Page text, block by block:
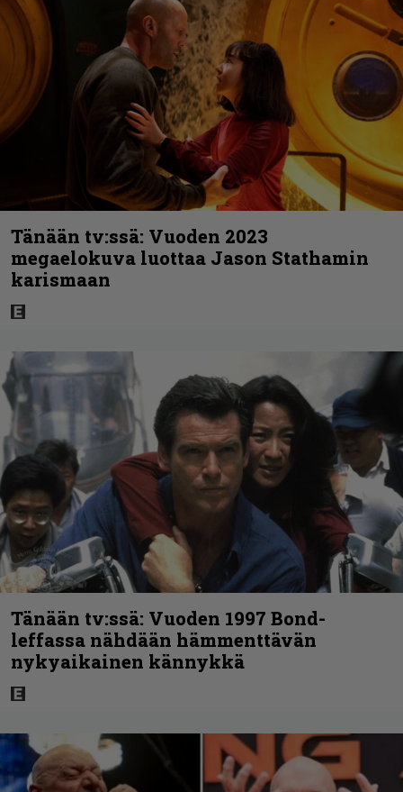
Tänään tv:ssä: Vuoden 2023
megaelokuva luottaa Jason Stathamin
karismaan
Tänään tv:ssä: Vuoden 1997 Bond-
leffassa nähdään hämmenttävän
nykyaikainen kännykkä